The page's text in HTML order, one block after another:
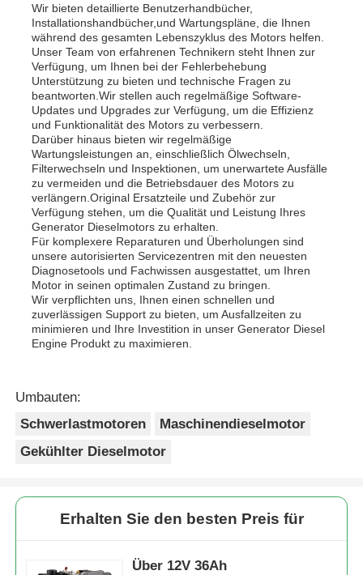
Wir bieten detaillierte Benutzerhandbücher,
Installationshandbücher,und Wartungspläne, die Ihnen
während des gesamten Lebenszyklus des Motors helfen.
Unser Team von erfahrenen Technikern steht Ihnen zur
Verfügung, um Ihnen bei der Fehlerbehebung
Unterstützung zu bieten und technische Fragen zu
beantworten.Wir stellen auch regelmäßige Software-
Updates und Upgrades zur Verfügung, um die Effizienz
und Funktionalität des Motors zu verbessern.
Darüber hinaus bieten wir regelmäßige
Wartungsleistungen an, einschließlich Ölwechseln,
Filterwechseln und Inspektionen, um unerwartete Ausfälle
zu vermeiden und die Betriebsdauer des Motors zu
verlängern.Original Ersatzteile und Zubehör zur
Verfügung stehen, um die Qualität und Leistung Ihres
Generator Dieselmotors zu erhalten.
Für komplexere Reparaturen und Überholungen sind
unsere autorisierten Servicezentren mit den neuesten
Diagnosetools und Fachwissen ausgestattet, um Ihren
Motor in seinen optimalen Zustand zu bringen.
Wir verpflichten uns, Ihnen einen schnellen und
zuverlässigen Support zu bieten, um Ausfallzeiten zu
minimieren und Ihre Investition in unser Generator Diesel
Engine Produkt zu maximieren.
Umbauten:
Schwerlastmotoren
Maschinendieselmotor
Gekühlter Dieselmotor
Erhalten Sie den besten Preis für
Über 12V 36Ah